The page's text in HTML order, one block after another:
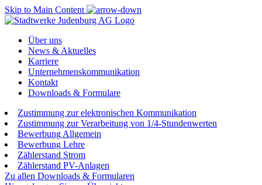
Skip to Main Content
Über uns
News & Aktuelles
Karriere
Unternehmenskommunikation
Kontakt
Downloads & Formulare
Zustimmung zur elektronischen Kommunikation
Zustimmung zur Verarbeitung von 1/4-Stundenwerten
Bewerbung Allgemein
Bewerbung Lehre
Zählerstand Strom
Zählerstand PV-Anlagen
Zu allen Downloads & Formularen